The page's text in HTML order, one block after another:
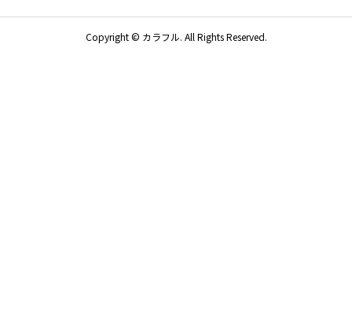
Copyright © カラフル. All Rights Reserved.